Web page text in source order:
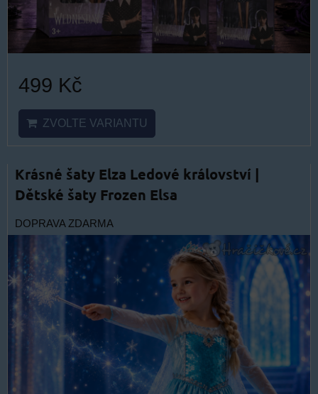
499 Kč
ZVOLTE VARIANTU
Krásné šaty Elza Ledové království |
Dětské šaty Frozen Elsa
DOPRAVA ZDARMA